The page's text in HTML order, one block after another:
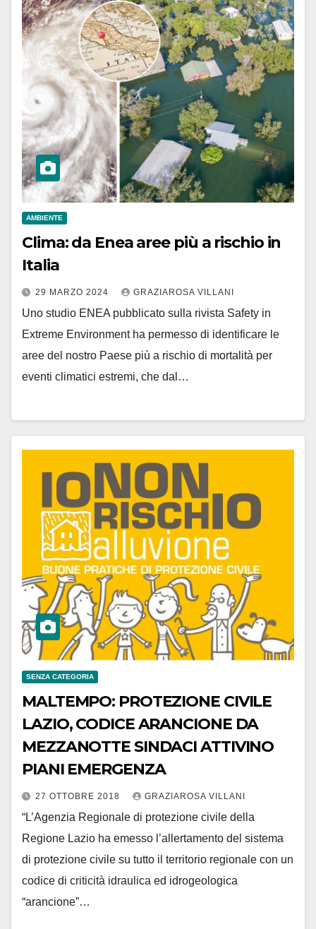
AMBIENTE
Clima: da Enea aree più a rischio in
Italia
29 MARZO 2024 GRAZIAROSA VILLANI
Uno studio ENEA pubblicato sulla rivista Safety in
Extreme Environment ha permesso di identificare le
aree del nostro Paese più a rischio di mortalità per
eventi climatici estremi, che dal…
SENZA CATEGORIA
MALTEMPO: PROTEZIONE CIVILE
LAZIO, CODICE ARANCIONE DA
MEZZANOTTE SINDACI ATTIVINO
PIANI EMERGENZA
27 OTTOBRE 2018 GRAZIAROSA VILLANI
“L’Agenzia Regionale di protezione civile della
Regione Lazio ha emesso l’allertamento del sistema
di protezione civile su tutto il territorio regionale con un
codice di criticità idraulica ed idrogeologica
“arancione”…